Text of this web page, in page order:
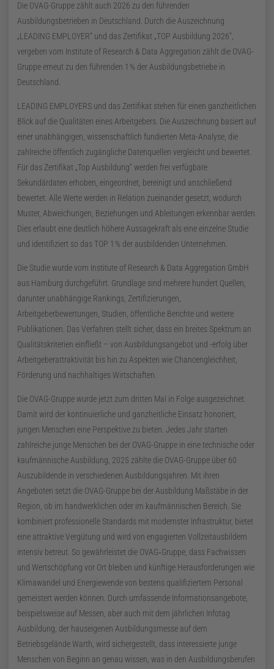
Die OVAG-Gruppe zählt auch 2026 zu den führenden
Ausbildungsbetrieben in Deutschland. Durch die Auszeichnung
LEADING EMPLOYER und das Zertifikat TOP Ausbildung 2026 ,
vergeben vom Institute of Research & Data Aggregation zählt die OVAG-
Gruppe erneut zu den führenden 1 % der Ausbildungsbetriebe in
Deutschland.
LEADING EMPLOYERS und das Zertifikat stehen für einen ganzheitlichen
Blick auf die Qualitäten eines Arbeitgebers. Die Auszeichnung basiert auf
einer unabhängigen, wissenschaftlich fundierten Meta-Analyse, die
zahlreiche öffentlich zugängliche Datenquellen vergleicht und bewertet.
Für das Zertifikat Top Ausbildung werden frei verfügbare
Sekundärdaten erhoben, eingeordnet, bereinigt und anschließend
bewertet. Alle Werte werden in Relation zueinander gesetzt, wodurch
Muster, Abweichungen, Beziehungen und Ableitungen erkennbar werden.
Dies erlaubt eine deutlich höhere Aussagekraft als eine einzelne Studie
und identifiziert so das TOP 1 % der ausbildenden Unternehmen.
Die Studie wurde vom Institute of Research & Data Aggregation GmbH
aus Hamburg durchgeführt. Grundlage sind mehrere hundert Quellen,
darunter unabhängige Rankings, Zertifizierungen,
Arbeitgeberbewertungen, Studien, öffentliche Berichte und weitere
Publikationen. Das Verfahren stellt sicher, dass ein breites Spektrum an
Qualitätskriterien einfließt – von Ausbildungsangebot und -erfolg über
Arbeitgeberattraktivität bis hin zu Aspekten wie Chancengleichheit,
Förderung und nachhaltiges Wirtschaften.
Die OVAG-Gruppe wurde jetzt zum dritten Mal in Folge ausgezeichnet.
Damit wird der kontinuierliche und ganzheitliche Einsatz honoriert,
jungen Menschen eine Perspektive zu bieten. Jedes Jahr starten
zahlreiche junge Menschen bei der OVAG-Gruppe in eine technische oder
kaufmännische Ausbildung, 2025 zählte die OVAG-Gruppe über 60
Auszubildende in verschiedenen Ausbildungsjahren. Mit ihren
Angeboten setzt die OVAG-Gruppe bei der Ausbildung Maßstäbe in der
Region, ob im handwerklichen oder im kaufmännischen Bereich. Sie
kombiniert professionelle Standards mit modernster Infrastruktur, bietet
eine attraktive Vergütung und wird von engagierten Vollzeitausbildern
intensiv betreut. So gewährleistet die OVAG‑Gruppe, dass Fachwissen
und Wertschöpfung vor Ort bleiben und künftige Herausforderungen wie
Klimawandel und Energiewende von bestens qualifiziertem Personal
gemeistert werden können. Durch umfassende Informationsangebote,
beispielsweise auf Messen, aber auch mit dem jährlichen Infotag
Ausbildung, der hauseigenen Ausbildungsmesse auf dem
Betriebsgelände Warth, wird sichergestellt, dass interessierte junge
Menschen von Beginn an genau wissen, was in den Ausbildungsberufen